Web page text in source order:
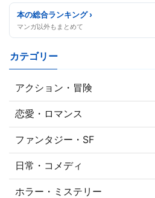
本の総合ランキング ›
マンガ以外もまとめて
カテゴリー
アクション・冒険
恋愛・ロマンス
ファンタジー・SF
日常・コメディ
ホラー・ミステリー